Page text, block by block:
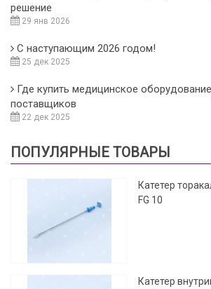
решение
29 янв 2026
С наступающим 2026 годом!
25 дек 2025
Где купить медицинское
поставщиков
22 дек 2025
ПОПУЛЯРНЫЕ ТОВАРЫ
Катетер
FG 10
Катетер